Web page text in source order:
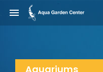

Aquariums